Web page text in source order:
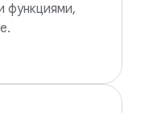
функциями,